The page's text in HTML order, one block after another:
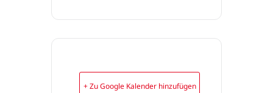
+ Zu Google Kalender hinzufügen